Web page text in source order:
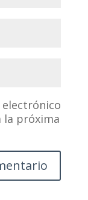
la próxima